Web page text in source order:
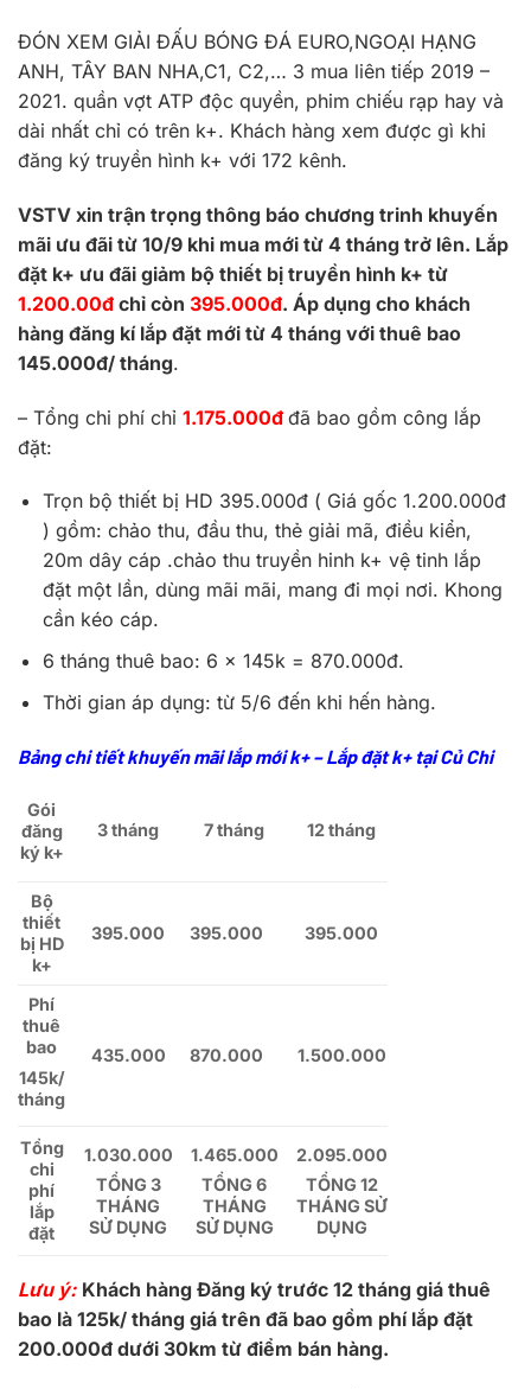
ĐÓN XEM GIẢI ĐẤU BÓNG ĐÁ EURO,NGOẠI HẠNG
ANH, TÂY BAN NHA,C1, C2,… 3 mua liên tiếp 2019 –
2021. quần vợt ATP độc quyền, phim chiếu rạp hay và
dài nhất chỉ có trên k+. Khách hàng xem được gì khi
đăng ký truyền hình k+ với 172 kênh.
VSTV xin trận trọng thông báo chương trinh khuyến
mãi ưu đãi từ 10/9 khi mua mới từ 4 tháng trở lên. Lắp
đặt k+ ưu đãi giảm bộ thiết bị truyền hình k+ từ
1.200.00đ chỉ còn 395.000đ. Áp dụng cho khách
hàng đăng kí lắp đặt mới từ 4 tháng với thuê bao
145.000đ/ tháng.
– Tổng chi phí chỉ 1.175.000đ đã bao gồm công lắp
đặt:
Trọn bộ thiết bị HD 395.000đ ( Giá gốc 1.200.000đ
) gồm: chảo thu, đầu thu, thẻ giải mã, điều kiển,
20m dây cáp .chảo thu truyền hinh k+ vệ tinh lắp
đặt một lần, dùng mãi mãi, mang đi mọi nơi. Khong
cần kéo cáp.
6 tháng thuê bao: 6 x 145k = 870.000đ.
Thời gian áp dụng: từ 5/6 đến khi hến hàng.
Bảng chi tiết khuyến mãi lắp mới k+ – Lắp đặt k+ tại Củ Chi
Gói
đăng
ký k+
3 tháng 7 tháng 12 tháng
Bộ
thiết
bị HD
k+
395.000 395.000 395.000
Phí
thuê
bao
145k/
tháng
435.000 870.000 1.500.000
Tổng
chi
phí
lắp
đặt
1.030.000
TỔNG 3
THÁNG
SỬ DỤNG
1.465.000
TỔNG 6
THÁNG
SỬ DỤNG
2.095.000
TỔNG 12
THÁNG SỬ
DỤNG
Lưu ý: Khách hàng Đăng ký trước 12 tháng giá thuê
bao là 125k/ tháng giá trên đã bao gồm phí lắp đặt
200.000đ dưới 30km từ điểm bán hàng.